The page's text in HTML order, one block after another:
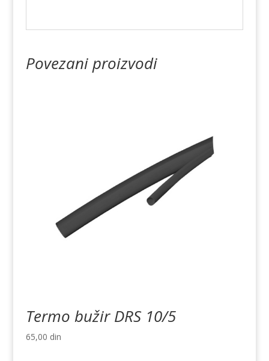
Povezani proizvodi
Termo bužir DRS 10/5
65,00 din